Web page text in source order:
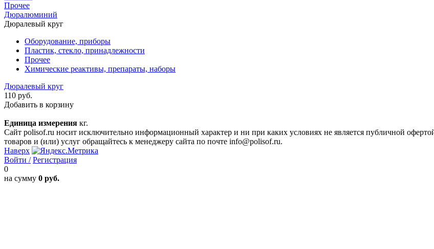
Прочее
Дюралюминий
Дюралевый круг
Оборудование, приборы
Пластик, стекло, принадлежности
Прочее
Химические реактивы, препараты, наборы
Дюралевый круг
110 руб.
Добавить в корзину
Единица измерения кг.
Сайт polisof.ru носит исключительно информационный характер и ни при каких условиях не является публичной
товаров и (или) услуг обращайтесь к менеджеру сайта по почте info@polisof.ru.
Наверх
Войти / Регистрация
0
на сумму 0 руб.